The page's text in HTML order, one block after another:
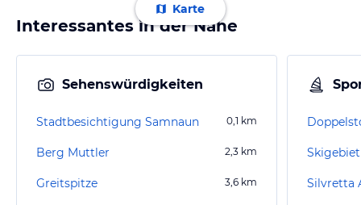
Karte
Interessantes in der Nähe
Sehenswürdigkeiten
Stadtbesichtigung Samnaun 0,1 km
Berg Muttler 2,3 km
Greitspitze 3,6 km Silvretta